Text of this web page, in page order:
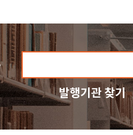
발행기관 찾기